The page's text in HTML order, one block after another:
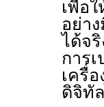
เพื่อ
อย่า
ได้จ
การ
เครื่
ดิจิทั